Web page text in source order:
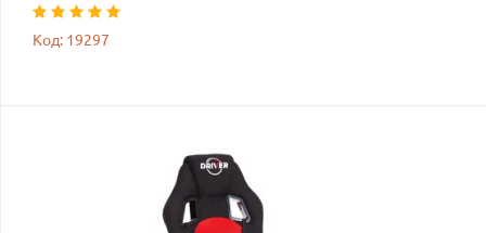
Код: 19297